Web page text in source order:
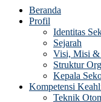
Beranda
Profil
Identitas
Sejarah
Visi, Misi &
Struktur
Kepala
Kompetensi
Teknik